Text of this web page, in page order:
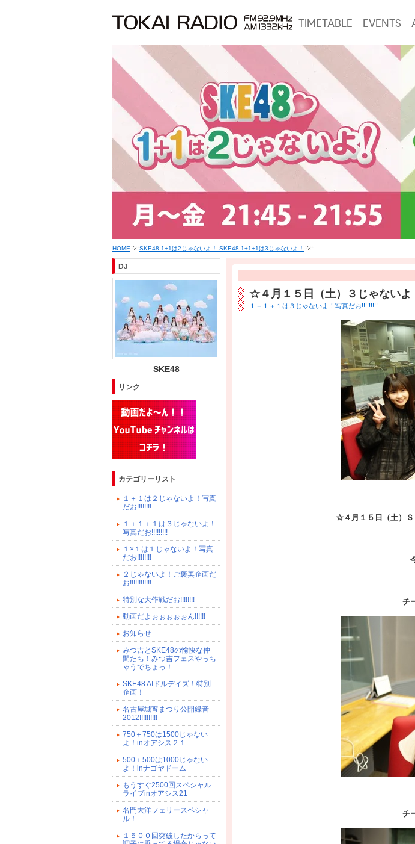
TIMETABLE EVENTS
HOME SKE48 1+1は2じゃないよ！ SKE48 1+1+1は3じゃないよ！
DJ
SKE48
リンク
カテゴリーリスト
１＋１は２じゃないよ！写真
だお!!!!!!!!
１＋１＋１は３じゃないよ！
写真だお!!!!!!!!!
１×１は１じゃないよ！写真
だお!!!!!!!!
２じゃないよ！ご褒美企画だ
お!!!!!!!!!!!!
特別な大作戦だお!!!!!!!!
動画だよぉぉぉぉぉん!!!!!!
お知らせ
みつ吉とSKE48の愉快な仲
間たち！みつ吉フェスやっち
ゃうでちょっ！
SKE48 AIドルデイズ！特別
企画！
名古屋城宵まつり公開録音
2012!!!!!!!!!!
750＋750は1500じゃない
よ！inオアシス２１
500＋500は1000じゃない
よ！inナゴヤドーム
もうすぐ2500回スペシャル
ライブinオアシス21
名門大洋フェリースペシャ
ル！
１５００回突破したからって
☆４月１５日（土）３じゃない
１＋１＋１は３じゃないよ！写真だお!!!!!!!!!
☆４ 月１５日（土）
チ
チ